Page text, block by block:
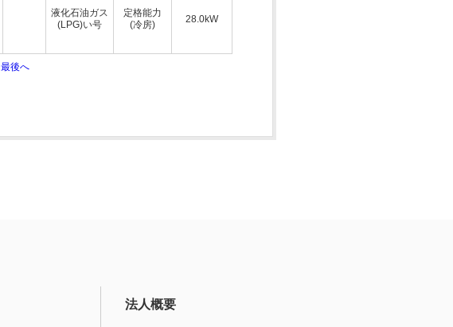
液化石油ガス
(LPG)い号
定格能力
(冷房)
28.0kW
最後へ
法人概要